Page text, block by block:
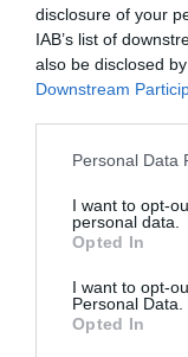
disclosure of your
IAB’s list of
also be disclosed
Downstream
Please note that
not limited to your
grant or deny
use your data for
consent section.
Personal Data
I want to opt-
personal data.
Opted In
I want to opt-
Personal Data.
Opted In